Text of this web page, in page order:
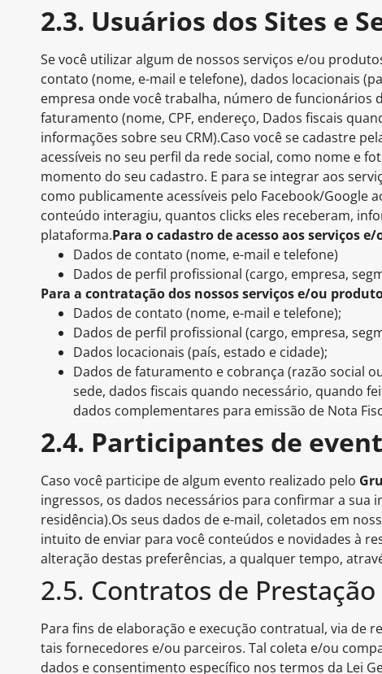
2.3. Usuários dos Sites e
Se você utilizar algum de nossos serviços e/ou
contato (nome, e-mail e telefone), dados locacionais
empresa onde você trabalha, número de funcionários
faturamento (nome, CPF, endereço, Dados fiscais
informações sobre seu CRM).Caso você se cadastre
acessíveis no seu perfil da rede social, como nome e
momento do seu cadastro. E para se integrar aos
como publicamente acessíveis pelo Facebook/Google
conteúdo interagiu, quantos clicks eles receberam,
plataforma.Para o cadastro de acesso aos serviços
Dados de contato (nome, e-mail e telefone)
Dados de perfil profissional (cargo, empresa,
Para a contratação dos nossos serviços e/ou
Dados de contato (nome, e-mail e telefone);
Dados de perfil profissional (cargo, empresa,
Dados locacionais (país, estado e cidade);
Dados de faturamento e cobrança (razão social
sede, dados fiscais quando necessário, quando
dados complementares para emissão de Nota
2.4. Participantes de
Caso você participe de algum evento realizado pelo
ingressos, os dados necessários para confirmar a
residência).Os seus dados de e-mail, coletados em
intuito de enviar para você conteúdos e novidades à
alteração destas preferências, a qualquer tempo,
2.5. Contratos de
Para fins de elaboração e execução contratual, via de
tais fornecedores e/ou parceiros. Tal coleta e/ou
dados e consentimento específico nos termos da Lei